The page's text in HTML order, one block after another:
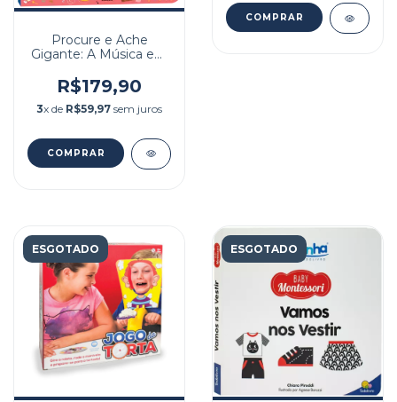
Procure e Ache
Gigante: A Música em
R$179,90
3x de R$59,97 sem juros
ESGOTADO ESGOTADO